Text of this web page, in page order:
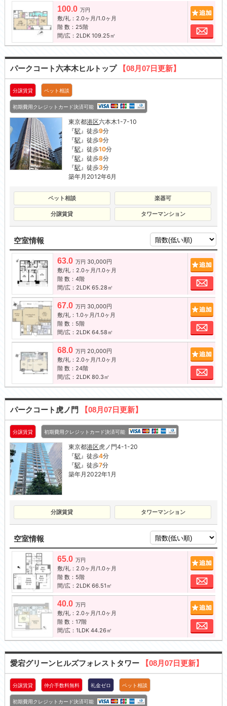
100.0 万円
敷/礼：2.0ヶ月/1.0ヶ月
階 数：25階
間/広：2LDK 109.25㎡
お
パークコート六本木ヒルトップ 【08月07日更新】
分譲賃貸 ペット相談
初期費用クレジットカード決済可能
東京都港区六本木1-7-10
『駅 』徒歩9分
『駅 』徒歩9分
『駅 』徒歩10分
『駅 』徒歩8分
『駅 』徒歩3分
築年月2012年6月
ペット相談 楽器可
分譲賃貸 タワーマンション
空室情報
63.0 万円 30,000円
敷/礼：2.0ヶ月/1.0ヶ月
階 数：4階
間/広：2LDK 65.28㎡
お
67.0 万円 30,000円
敷/礼：1.0ヶ月/1.0ヶ月
階 数：5階
間/広：2LDK 64.58㎡
お
68.0 万円 20,000円
敷/礼：2.0ヶ月/1.0ヶ月
階 数：24階
間/広：2LDK 80.3㎡
お
パークコート虎ノ門 【08月07日更新】
分譲賃貸 初期費用クレジットカード決済可能
東京都港区虎ノ門4-1-20
『駅 』徒歩4分
『駅 』徒歩7分
築年月2022年1月
分譲賃貸 タワーマンション
空室情報
65.0 万円
敷/礼：2.0ヶ月/1.0ヶ月
階 数：5階
間/広：2LDK 66.51㎡
お
40.0 万円
敷/礼：2.0ヶ月/1.0ヶ月
階 数：17階
間/広：1LDK 44.26㎡
お
愛宕グリーンヒルズフォレストタワー 【08月07日更新】
分譲賃貸 仲介手数料無料 礼金ゼロ ペット相談
初期費用クレジットカード決済可能